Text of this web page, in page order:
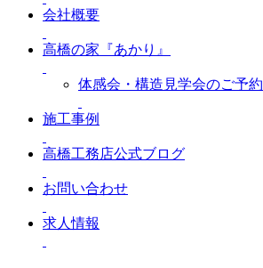
会社概要
高橋の家『あかり』
体感会・構造見学会のご予約
施工事例
高橋工務店公式ブログ
お問い合わせ
求人情報